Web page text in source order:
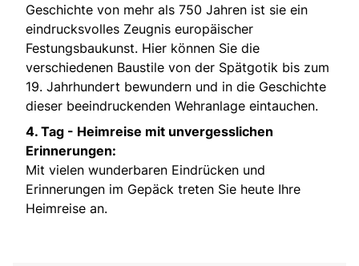
Geschichte von mehr als 750 Jahren ist sie ein
eindrucksvolles Zeugnis europäischer
Festungsbaukunst. Hier können Sie die
verschiedenen Baustile von der Spätgotik bis zum
19. Jahrhundert bewundern und in die Geschichte
dieser beeindruckenden Wehranlage eintauchen.
4. Tag - Heimreise mit unvergesslichen
Erinnerungen:
Mit vielen wunderbaren Eindrücken und
Erinnerungen im Gepäck treten Sie heute Ihre
Heimreise an.